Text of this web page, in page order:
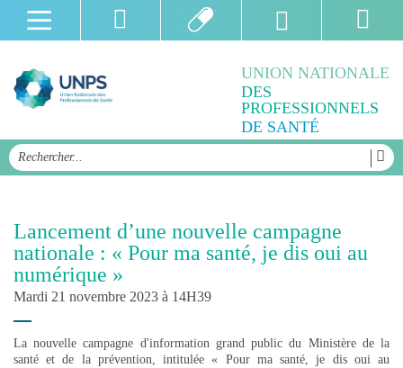
UNION NATIONALE
DES
PROFESSIONNELS
DE SANTÉ
Lancement d’une nouvelle campagne
nationale : « Pour ma santé, je dis oui au
numérique »
Mardi 21 novembre 2023 à 14H39
La nouvelle campagne d'information grand public du Ministère de la
santé et de la prévention, intitulée « Pour ma santé, je dis oui au